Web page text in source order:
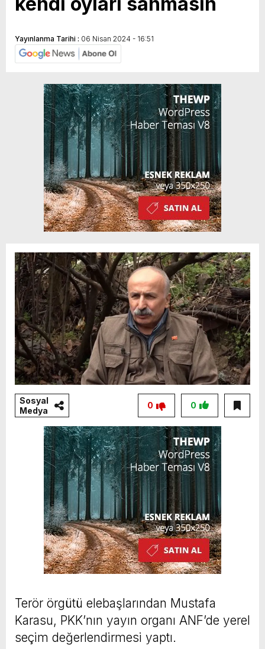
Yayınlanma Tarihi : 06 Nisan 2024 - 16:51
Sosyal
Medya
0
0
Terör örgütü elebaşlarından Mustafa
Karasu, PKK’nın yayın organı ANF’de yerel
seçim değerlendirmesi yaptı.